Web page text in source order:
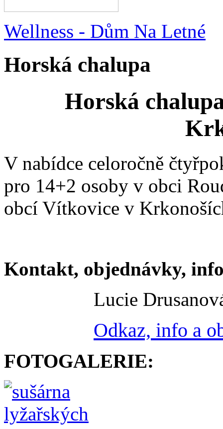
Wellness - Dům Na Letné
Horská chalupa
Horská
V nabídce celoročně
pro 14+2 osoby v obci
obcí Vítkovice v
Kontakt, objednávky,
Lucie
Odkaz, info a
FOTOGALERIE: